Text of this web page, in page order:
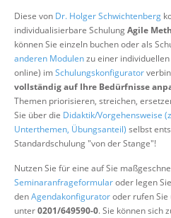
Suche
Diese von Dr. Holger Schwichtenberg
individualisierbare SchulungAgile
können Sie einzeln buchen oder als
anderen Modulenzu einer
online) imSchulungskonfigurator
vollständig auf Ihre Bedürfnisse
Themen priorisieren, streichen,
Sie über die Didaktik/Vorgehensweise
Unterthemen, Übungsanteil) selbst
Standardschulung "von der Stange"!
Nutzen Sie für eine auf Sie
Seminaranfrageformularoder legen
denAgendakonfiguratoroder rufen Sie
unter0201/649590-0. Sie können sich